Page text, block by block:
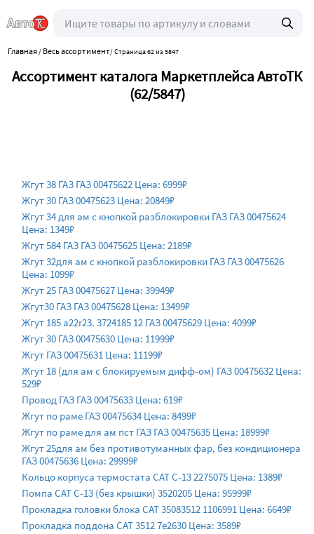
Главная/ Весь ассортимент/Страница 62 из 5847
Ассортимент каталога Маркетплейса АвтоТК
(62/5847)
Жгут 38 ГАЗ ГАЗ 00475622 Цена: 6999₽
Жгут 30 ГАЗ 00475623 Цена: 20849₽
Жгут 34 для ам с кнопкой разблокировки ГАЗ ГАЗ 00475624
Цена: 1349₽
Жгут 584 ГАЗ ГАЗ 00475625 Цена: 2189₽
Жгут 32для ам с кнопкой разблокировки ГАЗ ГАЗ 00475626
Цена: 1099₽
Жгут 25 ГАЗ 00475627 Цена: 39949₽
Жгут30 ГАЗ ГАЗ 00475628 Цена: 13499₽
Жгут 185 а22r23. 3724185 12 ГАЗ 00475629 Цена: 4099₽
Жгут 30 ГАЗ 00475630 Цена: 11999₽
Жгут ГАЗ 00475631 Цена: 11199₽
Жгут 18 (для ам с блокируемым дифф-ом) ГАЗ 00475632 Цена:
529₽
Провод ГАЗ ГАЗ 00475633 Цена: 619₽
Жгут по раме ГАЗ 00475634 Цена: 8499₽
Жгут по раме для ам пст ГАЗ ГАЗ 00475635 Цена: 18999₽
Жгут 25для ам без противотуманных фар, без кондиционера
ГАЗ 00475636 Цена: 29999₽
Кольцо корпуса термостата CAT C-13 2275075 Цена: 1389₽
Помпа CAT C-13 (без крышки) 3520205 Цена: 95999₽
Прокладка головки блока CAT 35083512 1106991 Цена: 6649₽
Прокладка поддона CAT 3512 7e2630 Цена: 3589₽